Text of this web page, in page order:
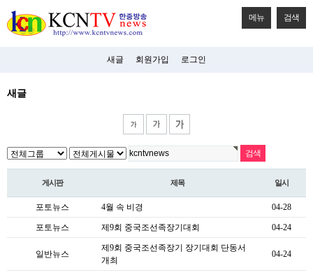
메뉴 검색
새글 회원가입 로그인
새글
게시판 제목 일시
포토뉴스 4월 속 비경 04-28
포토뉴스 제9회 중국조선족장기대회 04-24
일반뉴스
제9회 중국조선족장기 장기대회 단동서
개최
04-24